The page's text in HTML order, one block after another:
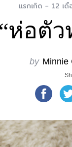
แรกเกิด - 12 เดื
ห่อตั
by Minnie